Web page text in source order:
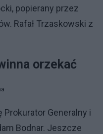
popierany przez
Rafał Trzaskowski z
orzekać
Generalny i
Bodnar. Jeszcze